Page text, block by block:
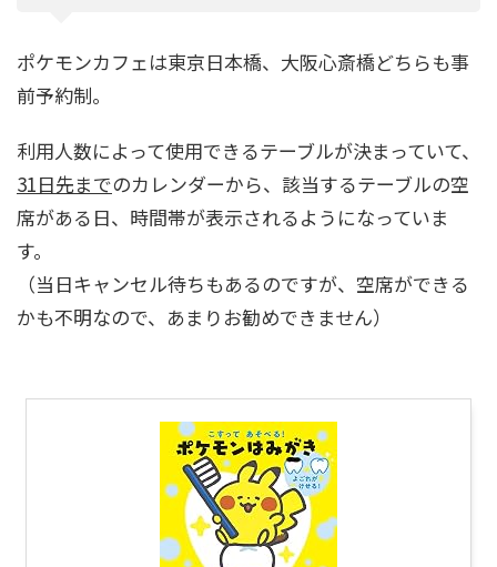
ポケモンカフェは東京日本橋、大阪心斎橋どちらも事
前予約制。
利用人数によって使用できるテーブルが決まっていて、
31日先までのカレンダーから、該当するテーブルの空
席がある日、時間帯が表示されるようになっていま
す。
（当日キャンセル待ちもあるのですが、空席ができる
かも不明なので、あまりお勧めできません）